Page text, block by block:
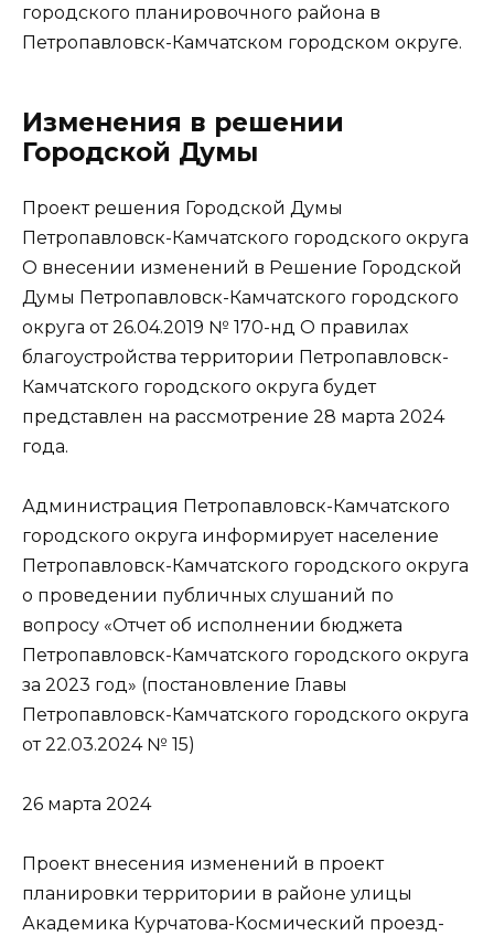
городского планировочного района в
Петропавловск-Камчатском городском округе.
Изменения в решении
Городской Думы
Проект решения Городской Думы
Петропавловск-Камчатского городского округа
О внесении изменений в Решение Городской
Думы Петропавловск-Камчатского городского
округа от 26.04.2019 № 170-нд О правилах
благоустройства территории Петропавловск-
Камчатского городского округа будет
представлен на рассмотрение 28 марта 2024
года.
Администрация Петропавловск-Камчатского
городского округа информирует население
Петропавловск-Камчатского городского округа
о проведении публичных слушаний по
вопросу «Отчет об исполнении бюджета
Петропавловск-Камчатского городского округа
за 2023 год» (постановление Главы
Петропавловск-Камчатского городского округа
от 22.03.2024 № 15)
26 марта 2024
Проект внесения изменений в проект
планировки территории в районе улицы
Академика Курчатова-Космический проезд-